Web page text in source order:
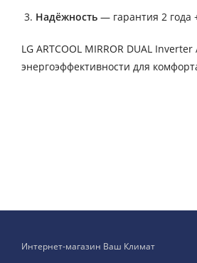
Надёжность — гарантия 2 года
LG ARTCOOL MIRROR DUAL
энергоэффективности для
Интернет-магазин Ваш Климат